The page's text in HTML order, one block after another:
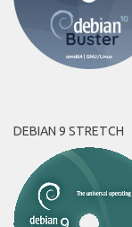
DEBIAN 9 STRETCH